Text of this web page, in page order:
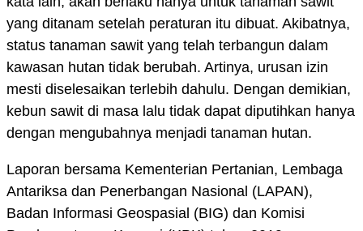
yang ditanam setelah peraturan itu dibuat. Akibatnya,
status tanaman sawit yang telah terbangun dalam
kawasan hutan tidak berubah. Artinya, urusan izin
mesti diselesaikan terlebih dahulu. Dengan demikian,
kebun sawit di masa lalu tidak dapat diputihkan hanya
dengan mengubahnya menjadi tanaman hutan.
Laporan bersama Kementerian Pertanian, Lembaga
Antariksa dan Penerbangan Nasional (LAPAN),
Badan Informasi Geospasial (BIG) dan Komisi